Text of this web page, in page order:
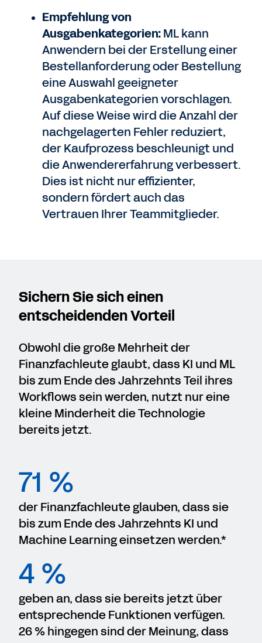
Empfehlung von
Ausgabenkategorien:ML kann
Anwendern bei der Erstellung einer
Bestellanforderung oder Bestellung
eine Auswahl geeigneter
Ausgabenkategorien vorschlagen.
Auf diese Weise wird die Anzahl der
nachgelagerten Fehler reduziert,
der Kaufprozess beschleunigt und
die Anwendererfahrung verbessert.
Dies ist nicht nur effizienter,
sondern fördert auch das
Vertrauen Ihrer Teammitglieder.
Sichern Sie sich einen
entscheidenden Vorteil
Obwohl die große Mehrheit der
Finanzfachleute glaubt, dass KI und ML
bis zum Ende des Jahrzehnts Teil ihres
Workflows sein werden, nutzt nur eine
kleine Minderheit die Technologie
bereits jetzt.
71 %
der Finanzfachleute glauben, dass sie
bis zum Ende des Jahrzehnts KI und
Machine Learning einsetzen werden.*
4 %
geben an, dass sie bereits jetzt über
entsprechende Funktionen verfügen.
26 % hingegen sind der Meinung, dass